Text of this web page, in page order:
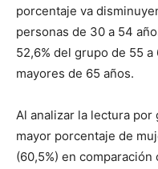
porcentaje va
personas de 30 a 54
52,6% del grupo de 55
mayores de 65 años.
Al analizar la lectura
mayor porcentaje de
(60,5%) en